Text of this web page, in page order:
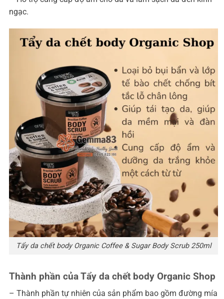
ngạc.
Tẩy da chết body Organic Coffee & Sugar Body Scrub 250ml
Thành phần của Tẩy da chết body Organic Shop
– Thành phần tự nhiên của sản phẩm bao gồm đường mía